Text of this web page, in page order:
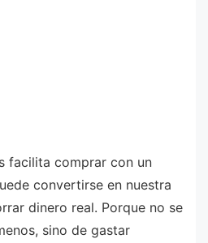
facilita comprar con un
convertirse en nuestra
dinero real. Porque no se
sino de gastar